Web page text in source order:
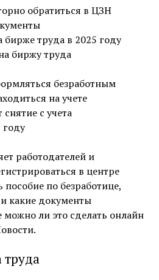
обратиться в ЦЗН
бирже труда в 2025 году
биржу труда
безработным
на учете
с учета
работодателей и
в центре
пособие по безработице,
какие документы
можно ли это сделать онлайн
труда